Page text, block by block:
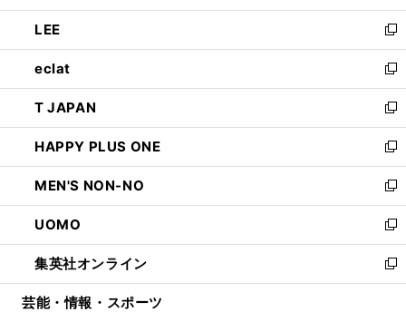
開
く
ウ
で
開
く
ン
ド
ウ
で
開
く
ウ
ィ
ン
ド
ウ
で
開
く
し
い
ウ
ィ
ン
ド
ウ
で
開
く
LEE
新
し
い
ウ
ィ
ン
ド
ウ
で
開
く
eclat
新
し
い
ウ
ィ
ン
ド
ウ
で
開
く
T JAPAN
新
し
い
ウ
ィ
ン
ド
ウ
で
開
HAPPY PLUS ONE
新
し
い
ウ
ィ
ン
ド
ウ
MEN'S NON-NO
新
し
い
ウ
ィ
ン
UOMO
新
し
い
ウ
集英社オンライン
新
し
芸能・情報・スポーツ